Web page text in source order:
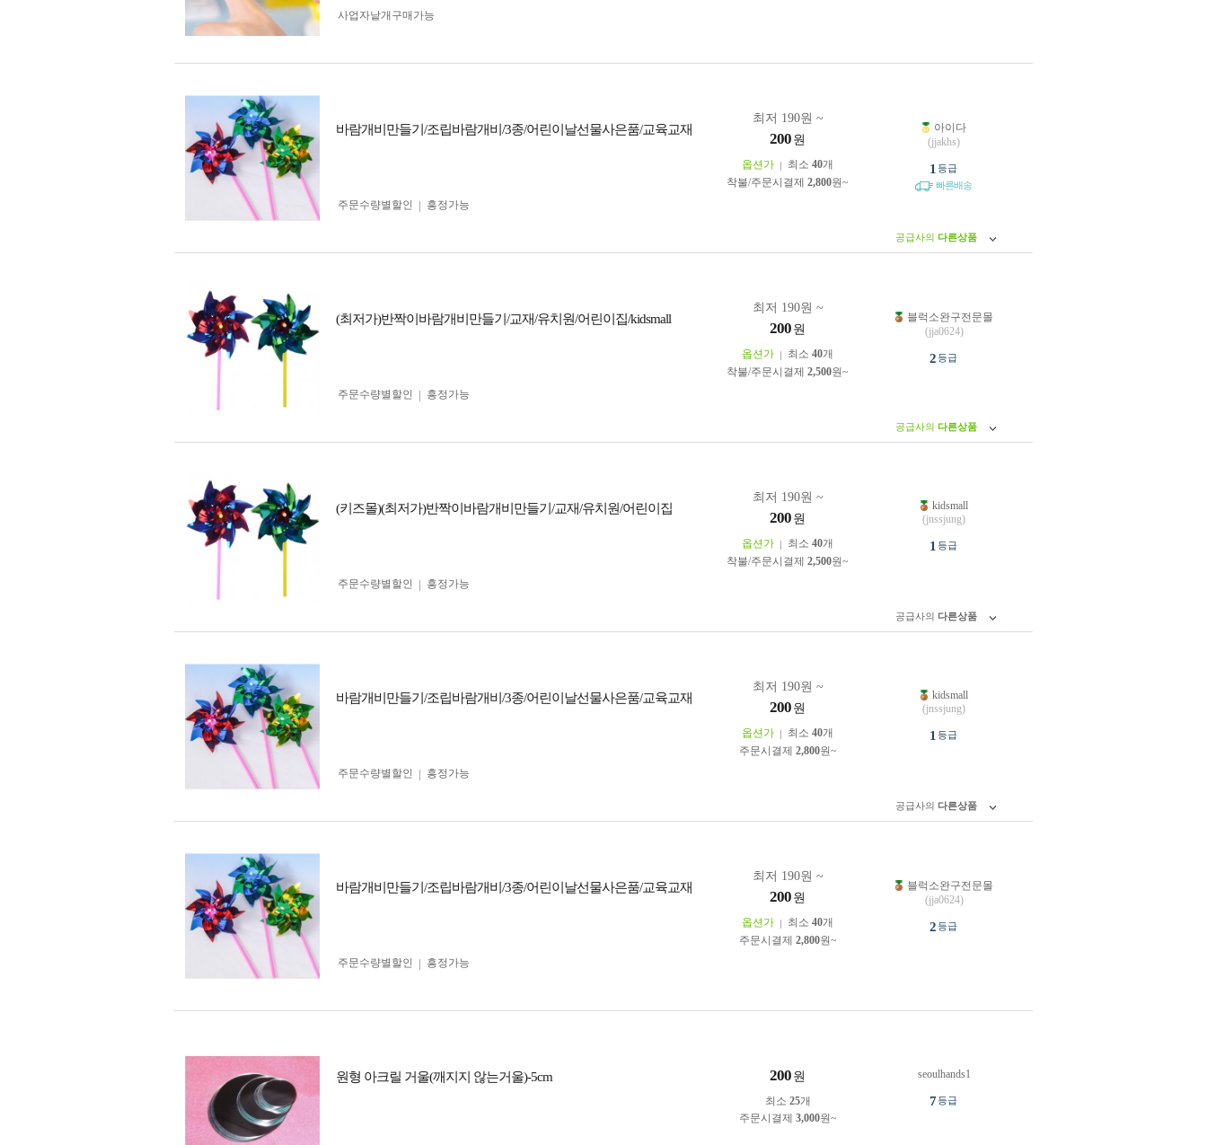
사업자 낱개구매가능
바람개비만들기/조립바람개비/3종/어린이날선물사은품/교육교재
최저 190원 ~
200 원
옵션가 최소 40개
착불/주문시결제 2,800원~
주문수량별할인
흥정가능
아이다
(jjakhs)
1 등급
빠른배송
공급사의 다른상품
(최저가)반짝이바람개비만들기/교재/유치원/어린이집/kidsmall
최저 190원 ~
200 원
옵션가 최소 40개
착불/주문시결제 2,500원~
주문수량별할인
흥정가능
블럭소완구전문몰
(jja0624)
2등급
공급사의 다른상품
(키즈몰)(최저가)반짝이바람개비만들기/교재/유치원/어린이집
최저 190원 ~
200 원
옵션가 최소 40개
착불/주문시결제 2,500원~
주문수량별할인
흥정가능
kidsmall
(jnssjung)
1 등급
공급사의 다른상품
바람개비만들기/조립바람개비/3종/어린이날선물사은품/교육교재
최저 190원 ~
200 원
옵션가 최소 40개
주문시결제 2,800원~
주문수량별할인
흥정가능
kidsmall
(jnssjung)
1 등급
공급사의 다른상품
바람개비만들기/조립바람개비/3종/어린이날선물사은품/교육교재
최저 190원 ~
200 원
옵션가 최소 40개
주문시결제 2,800원~
주문수량별할인
흥정가능
블럭소완구전문몰
(jja0624)
2등급
원형 아크릴 거울(깨지지 않는거울)-5cm 200 원
최소 25개
주문시결제 3,000원~
seoulhands1
7등급